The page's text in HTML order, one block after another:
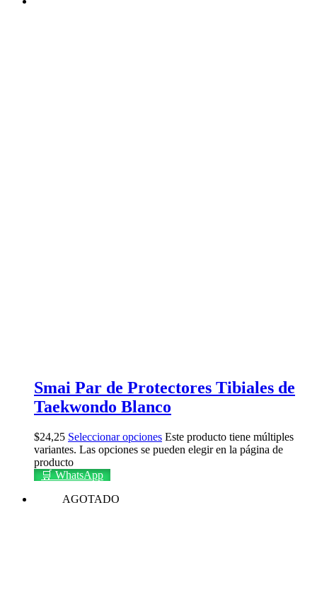
Smai Par de Protectores Tibiales de
Taekwondo Blanco
$24,25 Seleccionar opciones Este producto tiene múltiples
variantes. Las opciones se pueden elegir en la página de
producto
🛒 WhatsApp
AGOTADO